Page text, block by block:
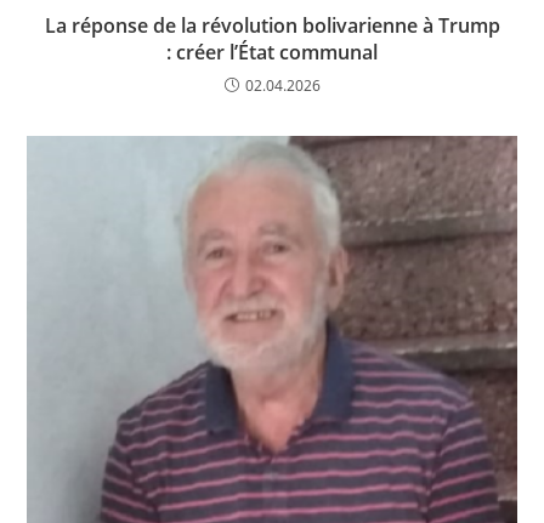
La réponse de la révolution bolivarienne à Trump
: créer l’État communal
02.04.2026